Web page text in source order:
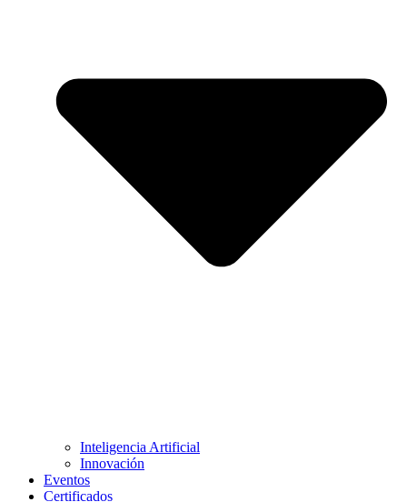
Inteligencia Artificial
Innovación
Eventos
Certificados